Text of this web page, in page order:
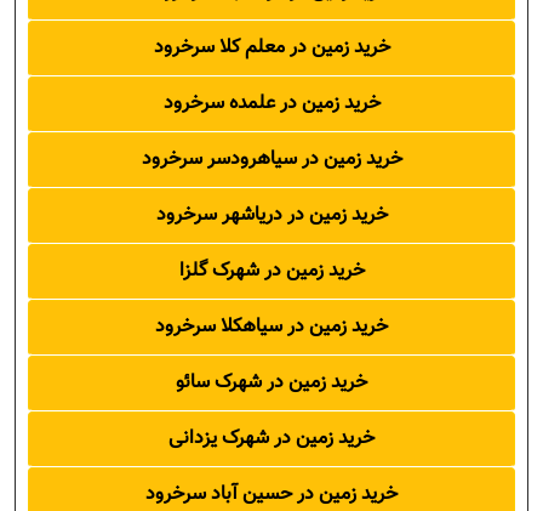
خرید زمین در معلم کلا سرخرود
خرید زمین در علمده سرخرود
خرید زمین در سیاهرودسر سرخرود
خرید زمین در دریاشهر سرخرود
خرید زمین در شهرک گلزا
خرید زمین در سیاهکلا سرخرود
خرید زمین در شهرک سائو
خرید زمین در شهرک یزدانی
خرید زمین در حسین آباد سرخرود